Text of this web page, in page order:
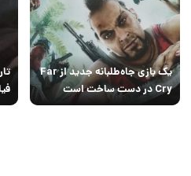
یک بازی جاه‌طلبانه جدید از Far
Cry در دست ساخت است